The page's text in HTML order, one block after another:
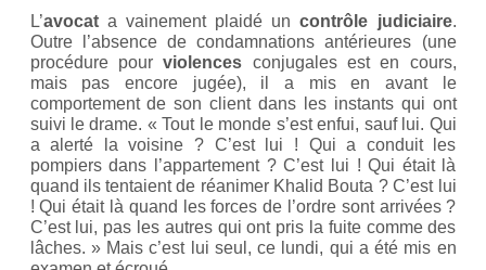
L’avocata vainement plaidé uncontrôle judiciaire.
Outre l’absence de condamnations antérieures (une
procédure pourviolences conjugales est en cours,
mais pas encore jugée), il a mis en avant le
comportement de son client dans les instants qui ont
suivi le drame. « Tout le monde s’est enfui, sauf lui. Qui
a alerté la voisine ? C’est lui ! Qui a conduit les
pompiers dans l’appartement ? C’est lui ! Qui était là
quand ils tentaient de réanimer Khalid Bouta ? C’est lui
! Qui était là quand les forces de l’ordre sont arrivées ?
C’est lui, pas les autres qui ont pris la fuite comme des
lâches. » Mais c’est lui seul, ce lundi, qui a été mis en